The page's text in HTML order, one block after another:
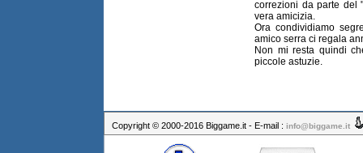
correzioni da parte del
vera amicizia.
Ora condividiamo
amico serra ci regala
Non mi resta quindi
piccole astuzie.
Copyright © 2000-2016 Biggame.it - E-mail : info@biggame.it